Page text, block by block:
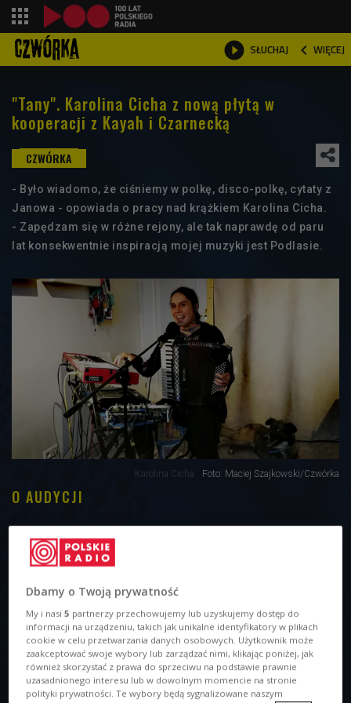
 SŁUCHAJ  WIĘCEJ

"Tany". Karolina Cicha z nową płytą w
kooperacji z Kayah i Czarnecką
- Było wiadomo, że ciśniemy w polkę, disco-polkę, cytaty z
Janowa - opowiada o pracy nad krążkiem Karolina Cicha.
- Zapędzam się w różne rejony, ale tak naprawdę od paru
lat konsekwentnie inspiracją mojej muzyki jest Podlasie.
Karolina Cicha Foto: Maciej Szajkowski/Czwórka
O AUDYCJI
Dbamy o Twoją prywatność
My i nasi5 partnerzy przechowujemy lub uzyskujemy dostęp do
informacji na urządzeniu, takich jak unikalne identyfikatory w plikach
cookie w celu przetwarzania danych osobowych. Użytkownik może
zaakceptować swoje wybory lub zarządzać nimi, klikając poniżej, jak
również skorzystać z prawa do sprzeciwu na podstawie prawnie
uzasadnionego interesu lub w dowolnym momencie na stronie
polityki prywatności. Te wybory będą sygnalizowane naszym